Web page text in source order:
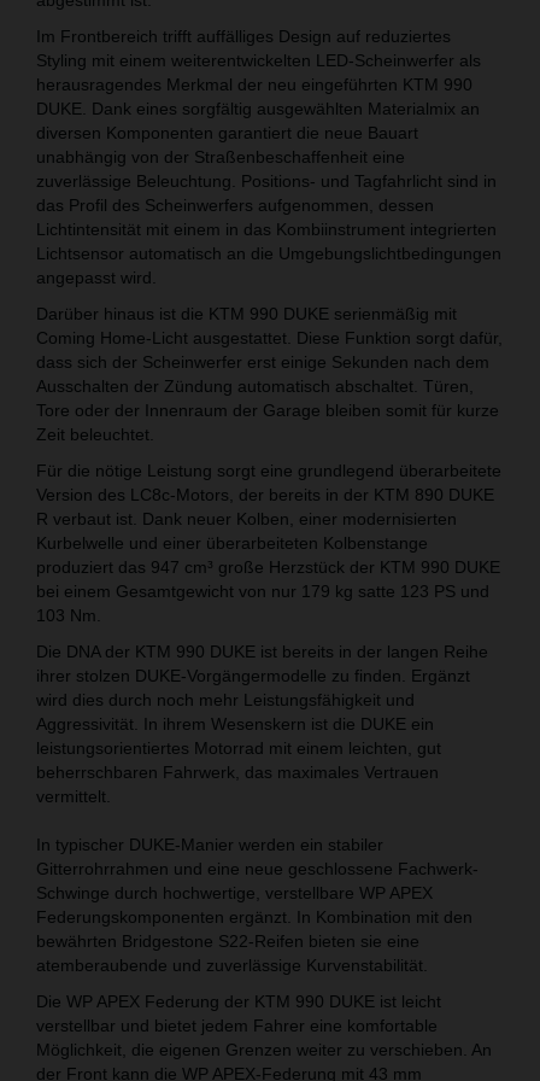
Im Frontbereich trifft auffälliges Design auf reduziertes
Styling mit einem weiterentwickelten LED-Scheinwerfer als
herausragendes Merkmal der neu eingeführten KTM 990
DUKE. Dank eines sorgfältig ausgewählten Materialmix an
diversen Komponenten garantiert die neue Bauart
unabhängig von der Straßenbeschaffenheit eine
zuverlässige Beleuchtung. Positions- und Tagfahrlicht sind in
das Profil des Scheinwerfers aufgenommen, dessen
Lichtintensität mit einem in das Kombiinstrument integrierten
Lichtsensor automatisch an die Umgebungslichtbedingungen
angepasst wird.
Darüber hinaus ist die KTM 990 DUKE serienmäßig mit
Coming Home-Licht ausgestattet. Diese Funktion sorgt dafür,
dass sich der Scheinwerfer erst einige Sekunden nach dem
Ausschalten der Zündung automatisch abschaltet. Türen,
Tore oder der Innenraum der Garage bleiben somit für kurze
Zeit beleuchtet.
Für die nötige Leistung sorgt eine grundlegend überarbeitete
Version des LC8c-Motors, der bereits in der KTM 890 DUKE
R verbaut ist. Dank neuer Kolben, einer modernisierten
Kurbelwelle und einer überarbeiteten Kolbenstange
produziert das 947 cm³ große Herzstück der KTM 990 DUKE
bei einem Gesamtgewicht von nur 179 kg satte 123 PS und
103 Nm.
Die DNA der KTM 990 DUKE ist bereits in der langen Reihe
ihrer stolzen DUKE-Vorgängermodelle zu finden. Ergänzt
wird dies durch noch mehr Leistungsfähigkeit und
Aggressivität. In ihrem Wesenskern ist die DUKE ein
leistungsorientiertes Motorrad mit einem leichten, gut
beherrschbaren Fahrwerk, das maximales Vertrauen
vermittelt.
In typischer DUKE-Manier werden ein stabiler
Gitterrohrrahmen und eine neue geschlossene Fachwerk-
Schwinge durch hochwertige, verstellbare WP APEX
Federungskomponenten ergänzt. In Kombination mit den
bewährten Bridgestone S22-Reifen bieten sie eine
atemberaubende und zuverlässige Kurvenstabilität.
Die WP APEX Federung der KTM 990 DUKE ist leicht
verstellbar und bietet jedem Fahrer eine komfortable
Möglichkeit, die eigenen Grenzen weiter zu verschieben. An
der Front kann die WP APEX-Federung mit 43 mm